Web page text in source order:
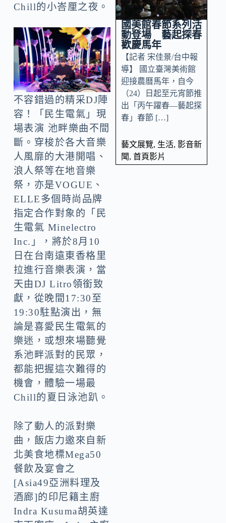
Chill的小峇厘之夜。
不容錯過的精采DJ陣
容！「民生電氣」現
場表演 池畔樂曲不間
斷。穿梭於各大音樂
人風靡的大港開唱、
浪人祭等在地音樂
祭，亦是VOGUE、
ELLE多個時尚品牌
指定合作對象的「民
生電氣 Minelectro
Inc.」，將於8月10
日在台南遠東香格里
拉進行音樂表演，當
天由DJ Litro領銜致
獻，從晚間17:30至
19:30駐點演出，無
論是喜愛民生電氣的
樂迷，或想來場聽覺
系池畔派對的民眾，
都能把握這次難得的
機會，體驗一場最
Chill的夏日泳池趴。
除了動人的派對樂
曲，飯店力邀來自新
北美食地標Mega50
餐飲及宴會之
[Asia49亞洲料理及
酒廊]的印尼籍主廚
Indra Kusuma胡英達
國美館春節系列活
動登場 藝起探春
歡慶馬年
【記者 宋佳景/台中報
導】 國立臺灣美術館
迎接農曆馬年，自今
（24）日起至元宵節推
出「丙午躍春—藝起探
春」春節 […]
藝文展覽, 生活, 影音新
聞, 首頁影片